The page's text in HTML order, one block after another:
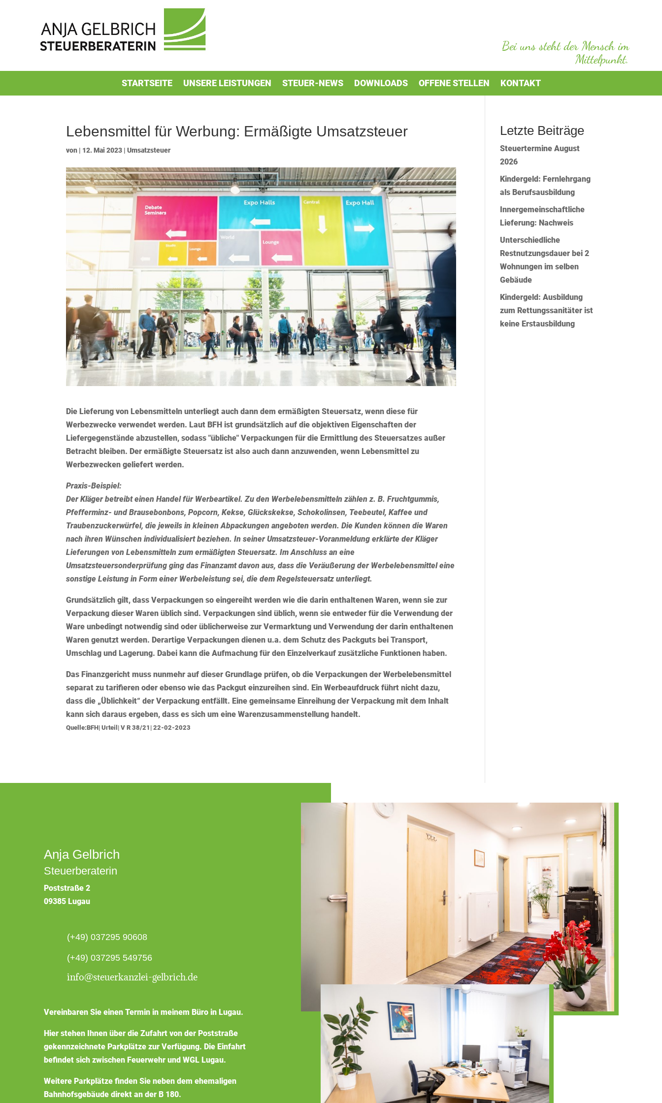
Bei uns steht der Mensch im
Mittelpunkt.
STARTSEITE UNSERE LEISTUNGEN STEUER-NEWS DOWNLOADS OFFENE STELLEN KONTAKT
Lebensmittel für Werbung: Ermäßigte Umsatzsteuer
von | 12. Mai 2023 |Umsatzsteuer
Die Lieferung von Lebensmitteln unterliegt auch dann dem ermäßigten Steuersatz, wenn diese für
Werbezwecke verwendet werden. Laut BFH ist grundsätzlich auf die objektiven Eigenschaften der
Liefergegenstände abzustellen, sodass "übliche" Verpackungen für die Ermittlung des Steuersatzes außer
Betracht bleiben. Der ermäßigte Steuersatz ist also auch dann anzuwenden, wenn Lebensmittel zu
Werbezwecken geliefert werden.
Praxis-Beispiel:
Der Kläger betreibt einen Handel für Werbeartikel. Zu den Werbelebensmitteln zählen z. B. Fruchtgummis,
Pfefferminz- und Brausebonbons, Popcorn, Kekse, Glückskekse, Schokolinsen, Teebeutel, Kaffee und
Traubenzuckerwürfel, die jeweils in kleinen Abpackungen angeboten werden. Die Kunden können die Waren
nach ihren Wünschen individualisiert beziehen. In seiner Umsatzsteuer-Voranmeldung erklärte der Kläger
Lieferungen von Lebensmitteln zum ermäßigten Steuersatz. Im Anschluss an eine
Umsatzsteuersonderprüfung ging das Finanzamt davon aus, dass die Veräußerung der Werbelebensmittel eine
sonstige Leistung in Form einer Werbeleistung sei, die dem Regelsteuersatz unterliegt.
Grundsätzlich gilt, dass Verpackungen so eingereiht werden wie die darin enthaltenen Waren, wenn sie zur
Verpackung dieser Waren üblich sind. Verpackungen sind üblich, wenn sie entweder für die Verwendung der
Ware unbedingt notwendig sind oder üblicherweise zur Vermarktung und Verwendung der darin enthaltenen
Waren genutzt werden. Derartige Verpackungen dienen u.a. dem Schutz des Packguts bei Transport,
Umschlag und Lagerung. Dabei kann die Aufmachung für den Einzelverkauf zusätzliche Funktionen haben.
Das Finanzgericht muss nunmehr auf dieser Grundlage prüfen, ob die Verpackungen der Werbelebensmittel
separat zu tarifieren oder ebenso wie das Packgut einzureihen sind. Ein Werbeaufdruck führt nicht dazu,
dass die „Üblichkeit“ der Verpackung entfällt. Eine gemeinsame Einreihung der Verpackung mit dem Inhalt
kann sich daraus ergeben, dass es sich um eine Warenzusammenstellung handelt.
Quelle:BFH| Urteil| V R 38/21| 22-02-2023
Letzte Beiträge
Steuertermine August
2026
Kindergeld: Fernlehrgang
als Berufsausbildung
Innergemeinschaftliche
Lieferung: Nachweis
Unterschiedliche
Restnutzungsdauer bei 2
Wohnungen im selben
Gebäude
Kindergeld: Ausbildung
zum Rettungssanitäter ist
keine Erstausbildung
Anja Gelbrich
Steuerberaterin
Poststraße 2
09385 Lugau
(+49) 037295 90608
(+49) 037295 549756
info@steuerkanzlei-gelbrich.de
Vereinbaren Sie einen Termin in meinem Büro in Lugau.
Hier stehen Ihnen über die Zufahrt von der Poststraße
gekennzeichnete Parkplätze zur Verfügung. Die Einfahrt
befindet sich zwischen Feuerwehr und WGL Lugau.
Weitere Parkplätze finden Sie neben dem ehemaligen
Bahnhofsgebäude direkt an der B 180.